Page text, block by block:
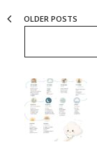
OLDER POSTS